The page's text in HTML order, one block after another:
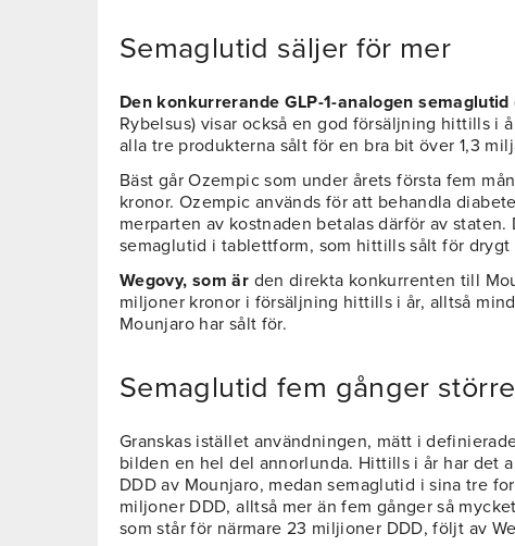
Semaglutid säljer för mer
Den konkurrerande GLP-1-analogen semaglutid
Rybelsus) visar också en god försäljning hittills i
alla tre produkterna sålt för en bra bit över 1,3
Bäst går Ozempic som under årets första fem
kronor. Ozempic används för att behandla
merparten av kostnaden betalas därför av staten.
semaglutid i tablettform, som hittills sålt för drygt
Wegovy, som är den direkta konkurrenten till
miljoner kronor i försäljning hittills i år, alltså
Mounjaro har sålt för.
Semaglutid fem gånger
Granskas istället användningen, mätt i
bilden en hel del annorlunda. Hittills i år har det
DDD av Mounjaro, medan semaglutid i sina tre
miljoner DDD, alltså mer än fem gånger så
som står för närmare 23 miljioner DDD, följt av